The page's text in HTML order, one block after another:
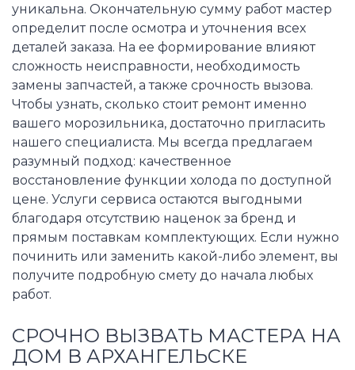
уникальна. Окончательную сумму работ мастер
определит после осмотра и уточнения всех
деталей заказа. На ее формирование влияют
сложность неисправности, необходимость
замены запчастей, а также срочность вызова.
Чтобы узнать, сколько стоит ремонт именно
вашего морозильника, достаточно пригласить
нашего специалиста. Мы всегда предлагаем
разумный подход: качественное
восстановление функции холода по доступной
цене. Услуги сервиса остаются выгодными
благодаря отсутствию наценок за бренд и
прямым поставкам комплектующих. Если нужно
починить или заменить какой-либо элемент, вы
получите подробную смету до начала любых
работ.
СРОЧНО ВЫЗВАТЬ МАСТЕРА НА
ДОМ В АРХАНГЕЛЬСКЕ